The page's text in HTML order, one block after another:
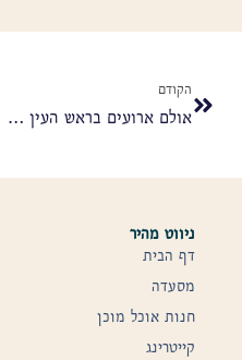
הקודם
אולם ארועים בראש העין – לחגוג בר מצווה, שבת חתן או שבע ברכות
ניווט מהיר
דף הבית
מסעדה
חנות אוכל מוכן
קייטרינג